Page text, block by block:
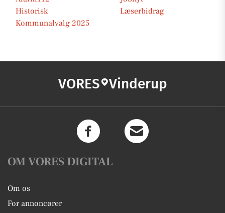
Historisk
Læserbidrag
Kommunalvalg 2025
VORES Vinderup
OM VORES DIGITAL
Om os
For annoncører